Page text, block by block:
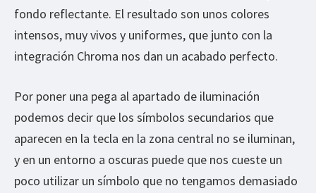
fondo reflectante. El resultado son unos colores
intensos, muy vivos y uniformes, que junto con la
integración Chroma nos dan un acabado perfecto.
Por poner una pega al apartado de iluminación
podemos decir que los símbolos secundarios que
aparecen en la tecla en la zona central no se iluminan,
y en un entorno a oscuras puede que nos cueste un
poco utilizar un símbolo que no tengamos demasiado